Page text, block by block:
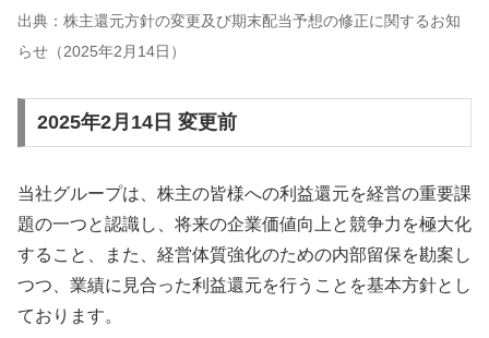
出典：株主還元方針の変更及び期末配当予想の修正に関するお知
らせ（2025年2月14日）
2025年2月14日 変更前
当社グループは、株主の皆様への利益還元を経営の重要課
題の一つと認識し、将来の企業価値向上と競争力を極大化
すること、また、経営体質強化のための内部留保を勘案し
つつ、業績に見合った利益還元を行うことを基本方針とし
ております。